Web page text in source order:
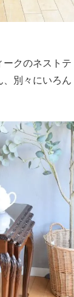
ークのネストテ
、別々にいろん